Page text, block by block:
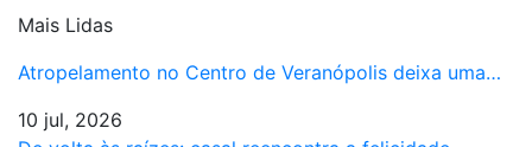
Mais Lidas
Atropelamento no Centro de Veranópolis deixa uma…
10 jul, 2026